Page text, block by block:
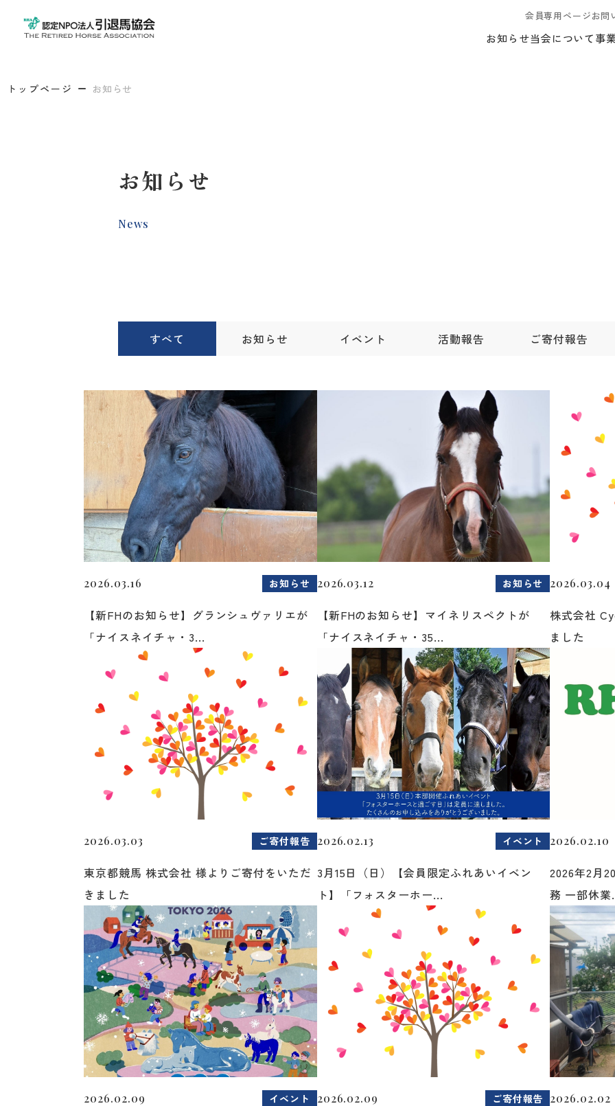
会員専用ページお問
お知らせ当会について事
トップページ お知らせ
お知らせ
News
すべて お知らせ イベント 活動報告 ご寄付報告
2026.03.16 お知らせ
【新FHのお知らせ】グランシュヴァリエが
「ナイスネイチャ・3...
2026.03.12 お知らせ
【新FHのお知らせ】マイネリスペクトが
「ナイスネイチャ・35...
2026.03.04
株式会社
ました
2026.03.03 ご寄付報告
東京都競馬 株式会社 様よりご寄付をいただ
きました
2026.02.13 イベント
3月15日（日）【会員限定ふれあいイベン
ト】「フォスターホー...
2026.02.10
2026年2月
務 一部休業
2026.02.09 イベント 2026.02.09 ご寄付報告 2026.02.02